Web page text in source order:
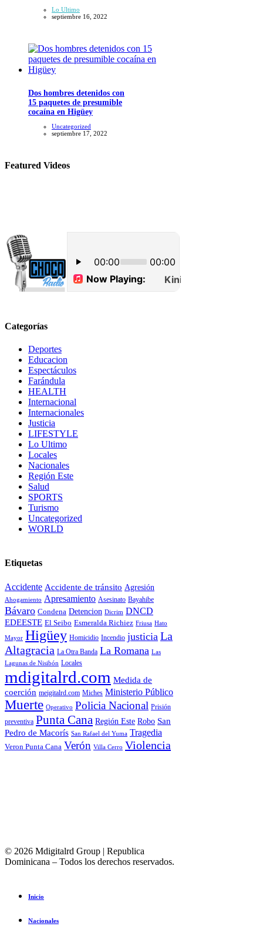
Lo Ultimo
septiembre 16, 2022
Dos hombres detenidos con
15 paquetes de presumible
cocaína en Higüey
Uncategorized
septiembre 17, 2022
Featured Videos
Categorías
Deportes
Educacion
Espectáculos
Farándula
HEALTH
Internacional
Internacionales
Justicia
LIFESTYLE
Lo Ultimo
Locales
Nacionales
Región Este
Salud
SPORTS
Turismo
Uncategorized
WORLD
Etiquetas
Accidente Accidente de tránsito Agresión
Ahogamiento Apresamiento Asesinato Bayahibe
Bávaro Condena Detencion Dicrim DNCD
EDEESTE El Seibo Esmeralda Richiez Friusa Hato
Mayor Higüey Homicidio Incendio justicia La
Altagracia La Otra Banda La Romana Las
Lagunas de Nisibón Locales
mdigitalrd.com Medida de
coerción meigitalrd.com Miches Ministerio Público
Muerte Operativo Policia Nacional Prisión
preventiva Punta Cana Región Este Robo San
Pedro de Macorís San Rafael del Yuma Tragedia
Veron Punta Cana Verón Villa Cerro Violencia
© 2026 Mdigitalrd Group | Republica
Dominicana – Todos los derechos reservados.
Inicio
Nacionales